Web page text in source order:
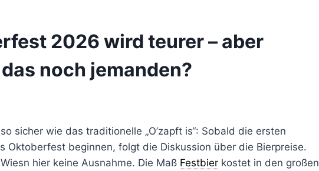
2026 wird teurer – aber
noch jemanden?
sicher wie das traditionelle „O’zapft is“: Sobald die ersten
Oktoberfest beginnen, folgt die Diskussion über die Bierpreise.
hier keine Ausnahme. Die Maß Festbier kostet in den großen